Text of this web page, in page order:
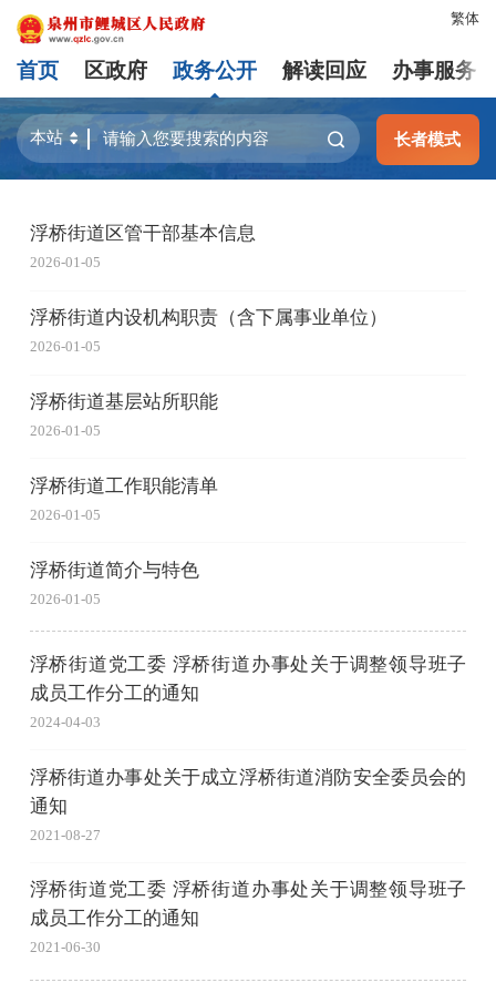
繁体
首页 区政府 政务公开 解读回应 办事服务
长者模式
浮桥街道区管干部基本信息
2026-01-05
浮桥街道内设机构职责（含下属事业单位）
2026-01-05
浮桥街道基层站所职能
2026-01-05
浮桥街道工作职能清单
2026-01-05
浮桥街道简介与特色
2026-01-05
浮桥街道党工委 浮桥街道办事处关于调整领导班子
成员工作分工的通知
2024-04-03
浮桥街道办事处关于成立浮桥街道消防安全委员会的
通知
2021-08-27
浮桥街道党工委 浮桥街道办事处关于调整领导班子
成员工作分工的通知
2021-06-30